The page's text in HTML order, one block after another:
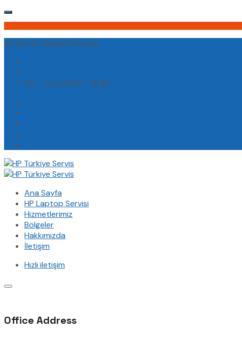
HP Servis, Garanti Sonrası
Pzt - Cts 09.00 - 19.30
Ana Sayfa
HP Laptop Servisi
Hizmetlerimiz
Bölgeler
Hakkımızda
İletişim
Hızlı iletişim
Office Address